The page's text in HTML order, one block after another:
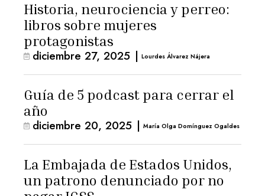
Historia, neurociencia y perreo:
libros sobre mujeres
protagonistas
diciembre 27, 2025 | Lourdes Álvarez Nájera
Guía de 5 podcast para cerrar el
año
diciembre 20, 2025 | María Olga Domínguez Ogaldes
La Embajada de Estados Unidos,
un patrono denunciado por no